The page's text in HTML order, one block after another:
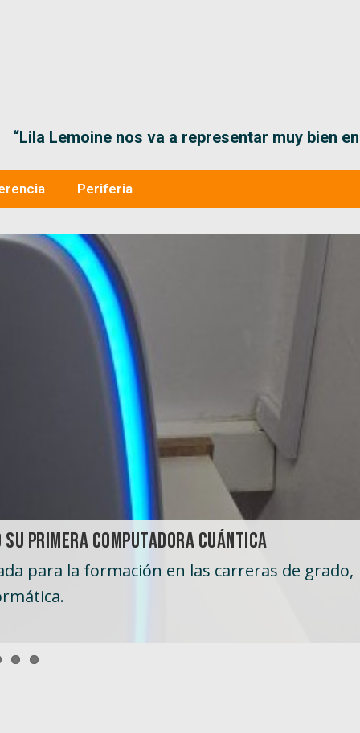
“Lila Lemoine nos va a representar muy bien
Periferia
al ofrecer venta libre de medicamentos
primera computadora cuántica
para la formación en las carreras de